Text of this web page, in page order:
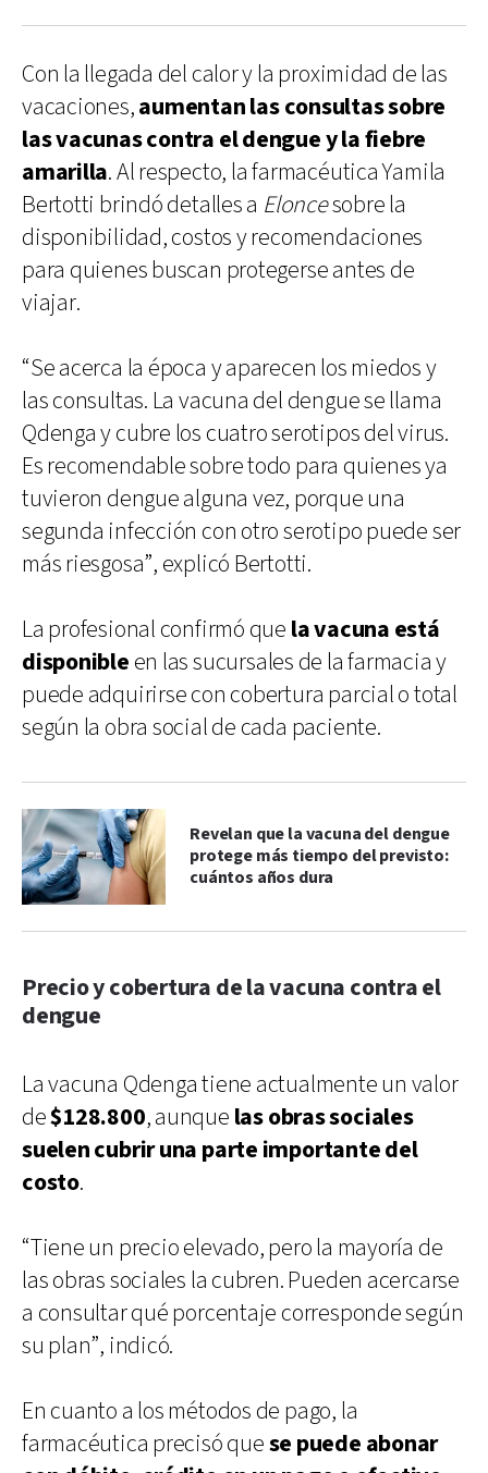
Con la llegada del calor y la proximidad de las
vacaciones,aumentan las consultas sobre
las vacunas contra el dengue y la fiebre
amarilla. Al respecto, la farmacéutica Yamila
Bertotti brindó detalles a Eloncesobre la
disponibilidad, costos y recomendaciones
para quienes buscan protegerse antes de
viajar.
“Se acerca la época y aparecen los miedos y
las consultas. La vacuna del dengue se llama
Qdenga y cubre los cuatro serotipos del virus.
Es recomendable sobre todo para quienes ya
tuvieron dengue alguna vez, porque una
segunda infección con otro serotipo puede ser
más riesgosa”, explicó Bertotti.
La profesional confirmó que la vacuna está
disponible en las sucursales de la farmacia y
puede adquirirse con cobertura parcial o total
según la obra social de cada paciente.
Revelan que la vacuna del dengue
protege más tiempo del previsto:
cuántos años dura
Precio y cobertura de la vacuna contra el
dengue
La vacuna Qdenga tiene actualmente un valor
de$128.800, aunque las obras sociales
suelen cubrir una parte importante del
costo.
“Tiene un precio elevado, pero la mayoría de
las obras sociales la cubren. Pueden acercarse
a consultar qué porcentaje corresponde según
su plan”, indicó.
En cuanto a los métodos de pago, la
farmacéutica precisó quese puede abonar